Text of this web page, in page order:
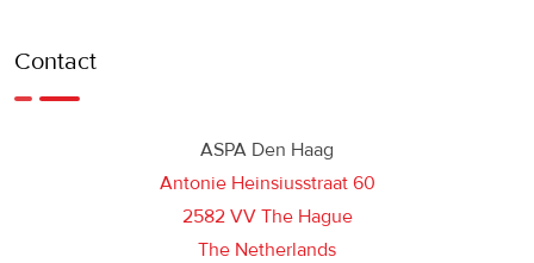
Contact
ASPA Den Haag
Antonie Heinsiusstraat 60
2582 VV The Hague
The Netherlands